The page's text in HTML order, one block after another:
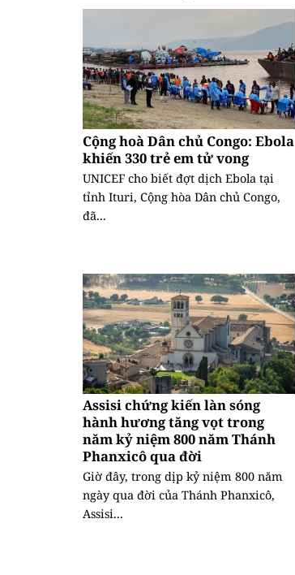
Cộng hoà Dân chủ Congo: Ebola
khiến 330 trẻ em tử vong
UNICEF cho biết đợt dịch Ebola tại
tỉnh Ituri, Cộng hòa Dân chủ Congo,
đã...
Assisi chứng kiến làn sóng
hành hương tăng vọt trong
năm kỷ niệm 800 năm Thánh
Phanxicô qua đời
Giờ đây, trong dịp kỷ niệm 800 năm
ngày qua đời của Thánh Phanxicô,
Assisi...